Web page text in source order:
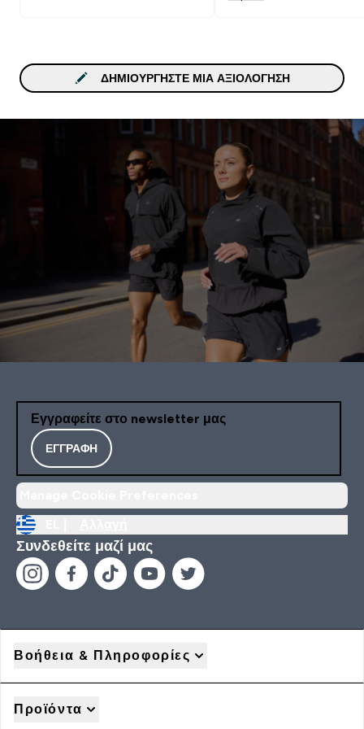
ΔΗΜΙΟΥΡΓΉΣΤΕ ΜΙΑ ΑΞΙΟΛΌΓΗΣΗ
Εγγραφείτε στο newsletter μας
ΕΓΓΡΑΦΉ
Συνδεθείτε μαζί μας
Βοήθεια & Πληροφορίες
Προϊόντα